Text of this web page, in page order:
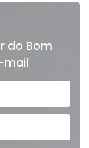
do Bom
mail